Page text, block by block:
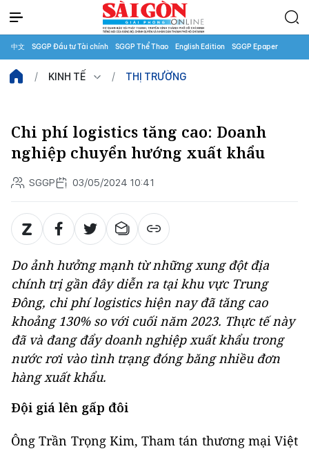
中文 SGGP Đầu tư Tài chính SGGP Thể Thao English Edition SGGP Epaper
KINH TẾ THỊ TRƯỜNG
Chi phí logistics tăng cao: Doanh
nghiệp chuyển hướng xuất khẩu
SGGP 03/05/2024 10:41
Do ảnh hưởng mạnh từ những xung đột địa
chính trị gần đây diễn ra tại khu vực Trung
Đông, chi phí logistics hiện nay đã tăng cao
khoảng 130% so với cuối năm 2023. Thực tế này
đã và đang đẩy doanh nghiệp xuất khẩu trong
nước rơi vào tình trạng đóng băng nhiều đơn
hàng xuất khẩu.
Đội giá lên gấp đôi
Ông Trần Trọng Kim, Tham tán thương mại Việt